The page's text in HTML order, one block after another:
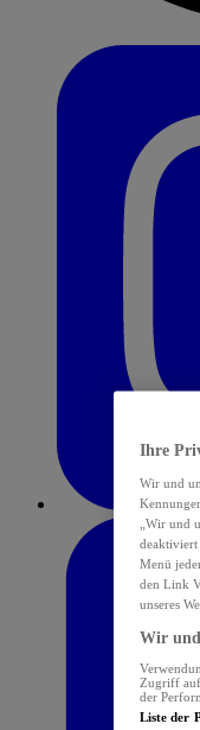
Ihre
Wir und
„Wir und
deaktiviert
Menü
den Link
unseres
Wir und
Zugriff auf
der
Liste der